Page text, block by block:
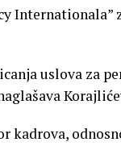
Internationala”
uslova za
kadrova,